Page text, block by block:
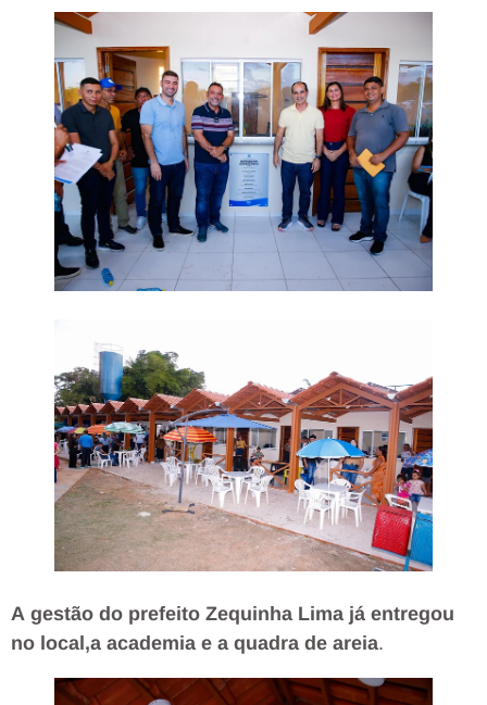
A gestão do prefeito Zequinha Lima já entregou
no local,a academia e a quadra de areia.